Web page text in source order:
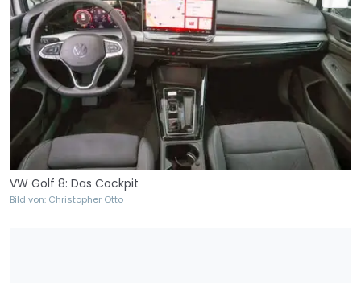
VW Golf 8: Das Cockpit
Bild von: Christopher Otto